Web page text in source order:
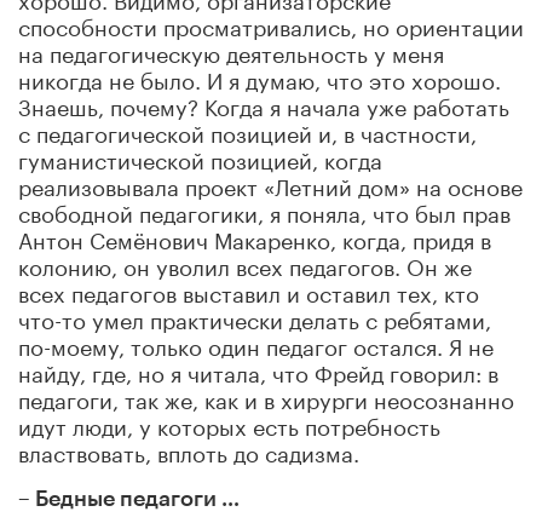
способности просматривались, но ориентации
на педагогическую деятельность у меня
никогда не было. И я думаю, что это хорошо.
Знаешь, почему? Когда я начала уже работать
с педагогической позицией и, в частности,
гуманистической позицией, когда
реализовывала проект «Летний дом» на основе
свободной педагогики, я поняла, что был прав
Антон Семёнович Макаренко, когда, придя в
колонию, он уволил всех педагогов. Он же
всех педагогов выставил и оставил тех, кто
что-то умел практически делать с ребятами,
по-моему, только один педагог остался. Я не
найду, где, но я читала, что Фрейд говорил: в
педагоги, так же, как и в хирурги неосознанно
идут люди, у которых есть потребность
властвовать, вплоть до садизма.
– Бедные педагоги …